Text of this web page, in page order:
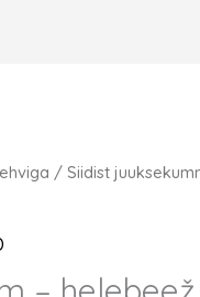
/ Siidist